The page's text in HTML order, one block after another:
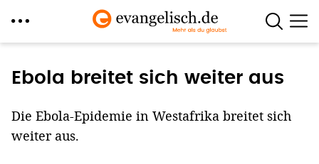
zum
Ebola breitet sich weiter aus
Die Ebola-Epidemie in Westafrika breitet sich
weiter aus.